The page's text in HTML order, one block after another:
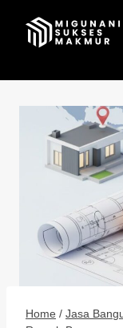
content
Home / Jasa